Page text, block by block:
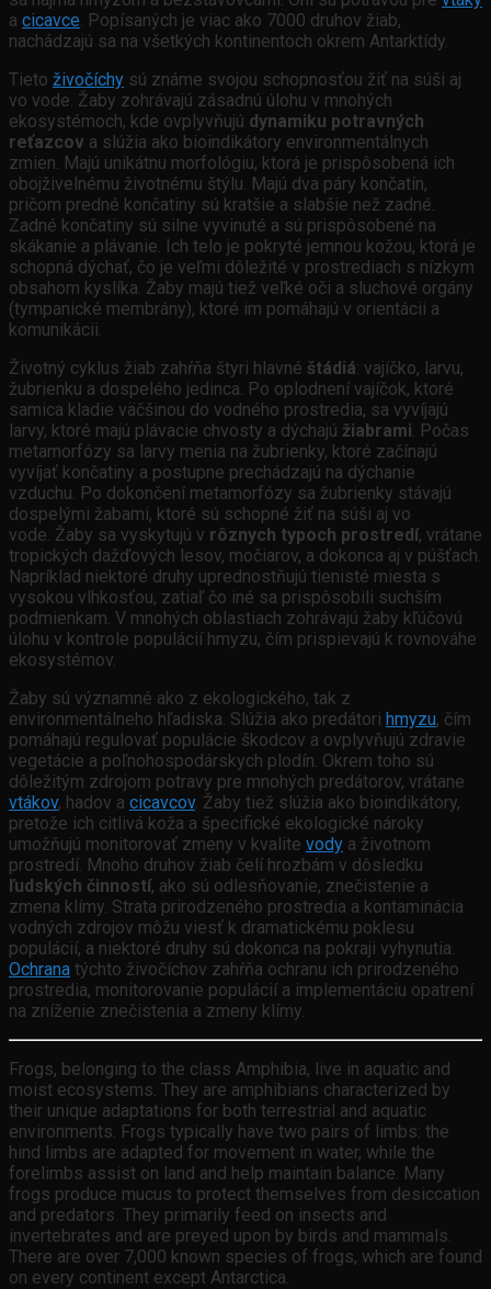
a cicavce. Popísaných je viac ako 7000 druhov žiab,
nachádzajú sa na všetkých kontinentoch okrem Antarktídy.
Tieto živočíchy sú známe svojou schopnosťou žiť na súši aj
vo vode. Žaby zohrávajú zásadnú úlohu v mnohých
ekosystémoch, kde ovplyvňujú dynamiku potravných
reťazcov a slúžia ako bioindikátory environmentálnych
zmien. Majú unikátnu morfológiu, ktorá je prispôsobená ich
obojživelnému životnému štýlu. Majú dva páry končatín,
pričom predné končatiny sú kratšie a slabšie než zadné.
Zadné končatiny sú silne vyvinuté a sú prispôsobené na
skákanie a plávanie. Ich telo je pokryté jemnou kožou, ktorá je
schopná dýchať, čo je veľmi dôležité v prostrediach s nízkym
obsahom kyslíka. Žaby majú tiež veľké oči a sluchové orgány
(tympanické membrány), ktoré im pomáhajú v orientácii a
komunikácii.
Životný cyklus žiab zahŕňa štyri hlavné štádiá: vajíčko, larvu,
žubrienku a dospelého jedinca. Po oplodnení vajíčok, ktoré
samica kladie väčšinou do vodného prostredia, sa vyvíjajú
larvy, ktoré majú plávacie chvosty a dýchajú žiabrami. Počas
metamorfózy sa larvy menia na žubrienky, ktoré začínajú
vyvíjať končatiny a postupne prechádzajú na dýchanie
vzduchu. Po dokončení metamorfózy sa žubrienky stávajú
dospelými žabami, ktoré sú schopné žiť na súši aj vo
vode. Žaby sa vyskytujú v rôznych typoch prostredí, vrátane
tropických dažďových lesov, močiarov, a dokonca aj v púšťach.
Napríklad niektoré druhy uprednostňujú tienisté miesta s
vysokou vlhkosťou, zatiaľ čo iné sa prispôsobili suchším
podmienkam. V mnohých oblastiach zohrávajú žaby kľúčovú
úlohu v kontrole populácií hmyzu, čím prispievajú k rovnováhe
ekosystémov.
Žaby sú významné ako z ekologického, tak z
environmentálneho hľadiska. Slúžia ako predátori hmyzu, čím
pomáhajú regulovať populácie škodcov a ovplyvňujú zdravie
vegetácie a poľnohospodárskych plodín. Okrem toho sú
dôležitým zdrojom potravy pre mnohých predátorov, vrátane
vtákov, hadov a cicavcov. Žaby tiež slúžia ako bioindikátory,
pretože ich citlivá koža a špecifické ekologické nároky
umožňujú monitorovať zmeny v kvalite vody a životnom
prostredí. Mnoho druhov žiab čelí hrozbám v dôsledku
ľudských činností, ako sú odlesňovanie, znečistenie a
zmena klímy. Strata prirodzeného prostredia a kontaminácia
vodných zdrojov môžu viesť k dramatickému poklesu
populácií, a niektoré druhy sú dokonca na pokraji vyhynutia.
Ochrana týchto živočíchov zahŕňa ochranu ich prirodzeného
prostredia, monitorovanie populácií a implementáciu opatrení
na zníženie znečistenia a zmeny klímy.
Frogs, belonging to the class Amphibia, live in aquatic and
moist ecosystems. They are amphibians characterized by
their unique adaptations for both terrestrial and aquatic
environments. Frogs typically have two pairs of limbs: the
hind limbs are adapted for movement in water, while the
forelimbs assist on land and help maintain balance. Many
frogs produce mucus to protect themselves from desiccation
and predators. They primarily feed on insects and
invertebrates and are preyed upon by birds and mammals.
There are over 7,000 known species of frogs, which are found
on every continent except Antarctica.